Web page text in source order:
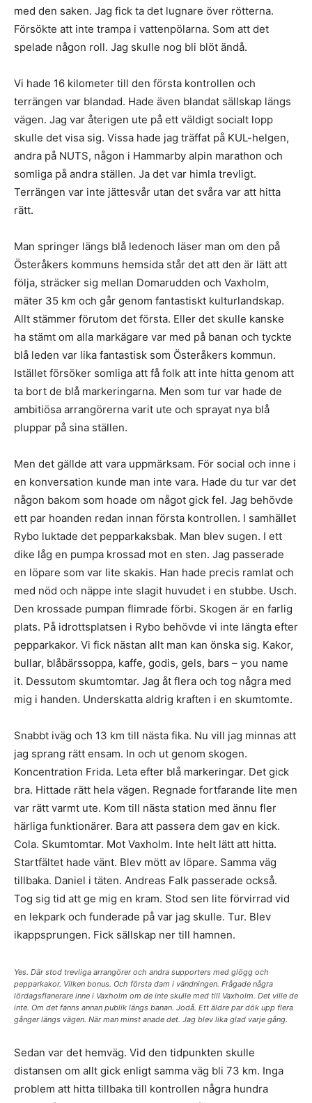
med den saken. Jag fick ta det lugnare över rötterna.
Försökte att inte trampa i vattenpölarna. Som att det
spelade någon roll. Jag skulle nog bli blöt ändå.
Vi hade 16 kilometer till den första kontrollen och
terrängen var blandad. Hade även blandat sällskap längs
vägen. Jag var återigen ute på ett väldigt socialt lopp
skulle det visa sig. Vissa hade jag träffat på KUL-helgen,
andra på NUTS, någon i Hammarby alpin marathon och
somliga på andra ställen. Ja det var himla trevligt.
Terrängen var inte jättesvår utan det svåra var att hitta
rätt.
Man springer längs blå ledenoch läser man om den på
Österåkers kommuns hemsida står det att den är lätt att
följa, sträcker sig mellan Domarudden och Vaxholm,
mäter 35 km och går genom fantastiskt kulturlandskap.
Allt stämmer förutom det första. Eller det skulle kanske
ha stämt om alla markägare var med på banan och tyckte
blå leden var lika fantastisk som Österåkers kommun.
Istället försöker somliga att få folk att inte hitta genom att
ta bort de blå markeringarna. Men som tur var hade de
ambitiösa arrangörerna varit ute och sprayat nya blå
pluppar på sina ställen.
Men det gällde att vara uppmärksam. För social och inne i
en konversation kunde man inte vara. Hade du tur var det
någon bakom som hoade om något gick fel. Jag behövde
ett par hoanden redan innan första kontrollen. I samhället
Rybo luktade det pepparkaksbak. Man blev sugen. I ett
dike låg en pumpa krossad mot en sten. Jag passerade
en löpare som var lite skakis. Han hade precis ramlat och
med nöd och näppe inte slagit huvudet i en stubbe. Usch.
Den krossade pumpan flimrade förbi. Skogen är en farlig
plats. På idrottsplatsen i Rybo behövde vi inte längta efter
pepparkakor. Vi fick nästan allt man kan önska sig. Kakor,
bullar, blåbärssoppa, kaffe, godis, gels, bars – you name
it. Dessutom skumtomtar. Jag åt flera och tog några med
mig i handen. Underskatta aldrig kraften i en skumtomte.
Snabbt iväg och 13 km till nästa fika. Nu vill jag minnas att
jag sprang rätt ensam. In och ut genom skogen.
Koncentration Frida. Leta efter blå markeringar. Det gick
bra. Hittade rätt hela vägen. Regnade fortfarande lite men
var rätt varmt ute. Kom till nästa station med ännu fler
härliga funktionärer. Bara att passera dem gav en kick.
Cola. Skumtomtar. Mot Vaxholm. Inte helt lätt att hitta.
Startfältet hade vänt. Blev mött av löpare. Samma väg
tillbaka. Daniel i täten. Andreas Falk passerade också.
Tog sig tid att ge mig en kram. Stod sen lite förvirrad vid
en lekpark och funderade på var jag skulle. Tur. Blev
ikappsprungen. Fick sällskap ner till hamnen.
Yes. Där stod trevliga arrangörer och andra supporters med glögg och
pepparkakor. Vilken bonus. Och första dam i vändningen. Frågade några
lördagsflanerare inne i Vaxholm om de inte skulle med till Vaxholm. Det ville de
inte. Om det fanns annan publik längs banan. Jodå. Ett äldre par dök upp flera
gånger längs vägen. När man minst anade det. Jag blev lika glad varje gång.
Sedan var det hemväg. Vid den tidpunkten skulle
distansen om allt gick enligt samma väg bli 73 km. Inga
problem att hitta tillbaka till kontrollen några hundra